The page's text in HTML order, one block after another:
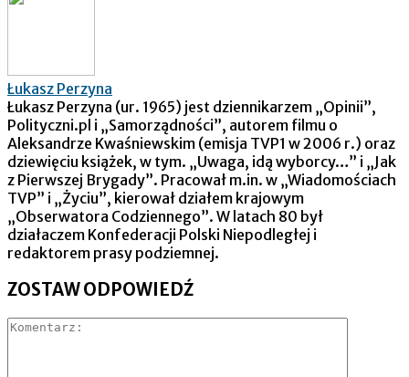
Łukasz Perzyna
Łukasz Perzyna (ur. 1965) jest dziennikarzem „Opinii”,
Polityczni.pl i „Samorządności”, autorem filmu o
Aleksandrze Kwaśniewskim (emisja TVP1 w 2006 r.) oraz
dziewięciu książek, w tym. „Uwaga, idą wyborcy…” i „Jak
z Pierwszej Brygady”. Pracował m.in. w „Wiadomościach
TVP” i „Życiu”, kierował działem krajowym
„Obserwatora Codziennego”. W latach 80 był
działaczem Konfederacji Polski Niepodległej i
redaktorem prasy podziemnej.
ZOSTAW ODPOWIEDŹ